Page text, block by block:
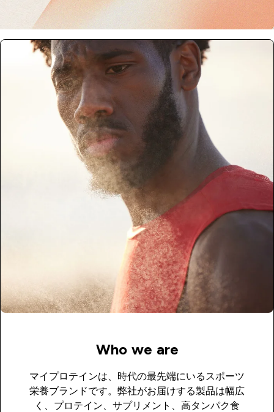
Who we are
マイプロテインは、時代の最先端にいるスポーツ
栄養ブランドです。弊社がお届けする製品は幅広
く、プロテイン、サプリメント、高タンパク食